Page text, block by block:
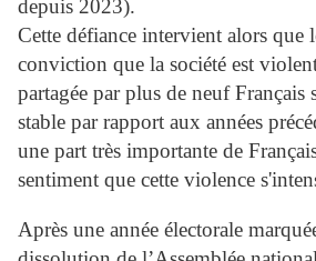
depuis 2023).
Cette défiance intervient alors que
conviction que la société est
partagée par plus de neuf
stable par rapport aux années
une part très importante de
sentiment que cette violence
Après une année électorale